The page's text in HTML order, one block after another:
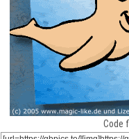
Code